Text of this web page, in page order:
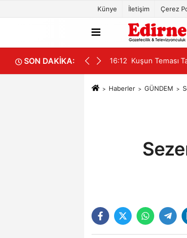
Künye İletişim Çerez
SON DAKİKA: 16:12 Kuşun Teması
Haberler GÜNDEM